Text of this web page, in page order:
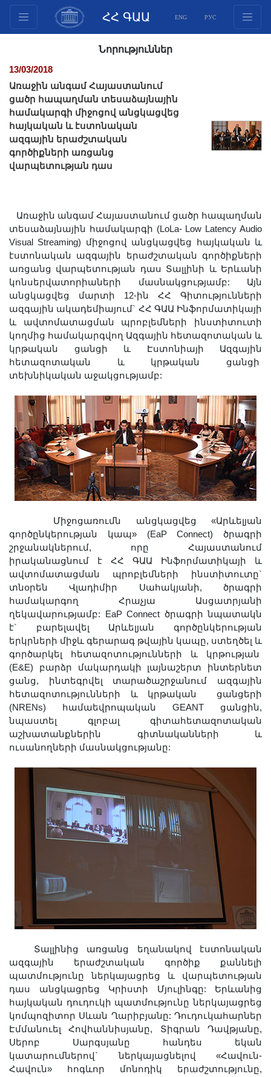
ՀՀ ԳԱԱ ENG РУС
Փաստաթղթեր
Ինովացիոն առաջարկներ
Հրատարակություններ
Հիմնադրամներ
Գիտաժողովներ
համագործակցություն
Երիտասարդական
ծրագրեր
Լուսանկարներ
Տեսադարան
Վեբ ռեսուրսներ
Այլ ակադեմիաներ
«Գիտություն» թերթ
«Գիտության աշխարհում»
Հրապարակումներ
մամուլում
Ազդեր
Հոբելյաններ
Համալսարաններ
Նորություններ
Սփյուռքի գիտնականները
Երիտասարդ գիտնականի
ամբիոն
Մեր երախտավորները
Հայտարարություններ
Կայքի քարտեզ
Որոնում
Նորություններ
13/03/2018
Առաջին անգամ Հայաստանում
ցածր հապաղման տեսաձայնային
համակարգի միջոցով անցկացվեց
հայկական և էստոնական
ազգային երաժշտական
գործիքների առցանց
վարպետության դաս
Առաջին անգամ Հայաստանում ցածր հապաղման
տեսաձայնային համակարգի (LoLa- Low Latency Audio
Visual Streaming) միջոցով անցկացվեց հայկական և
էստոնական ազգային երաժշտական գործիքների
առցանց վարպետության դաս Տալլինի և Երևանի
կոնսերվատորիաների մասնակցությամբ: Այն
անցկացվեց մարտի 12-ին ՀՀ Գիտությունների
ազգային ակադեմիայում` ՀՀ ԳԱԱ Ինֆորմատիկայի
և ավտոմատացման պրոբլեմների ինստիտուտի
կողմից համակարգվող Ազգային հետազոտական և
կրթական ցանցի և Էստոնիայի Ազգային
հետազոտական և կրթական ցանցի
տեխնիկական աջակցությամբ:
Միջոցառումն անցկացվեց «Արևելյան
գործընկերության կապ» (EaP Connect) ծրագրի
շրջանակներում, որը Հայաստանում
իրականացնում է ՀՀ ԳԱԱ Ինֆորմատիկայի և
ավտոմատացման պրոբլեմների ինստիտուտը`
տնօրեն Վլադիմիր Սահակյանի, ծրագրի
համակարգող Հրաչյա Ասցատրյանի
ղեկավարությամբ: EaP Connect ծրագրի նպատակն
է` բարելավել Արևելյան գործընկերության
երկրների միջև գերարագ թվային կապը, ստեղծել և
գործարկել հետազոտությունների և կրթության
(E&E) բարձր մակարդակի լայնաշերտ ինտերնետ
ցանց, ինտեգրվել տարածաշրջանում ազգային
հետազոտությունների և կրթական ցանցերի
(NRENs) համաեվրոպական GEANT ցանցին,
նպաստել գլոբալ գիտահետազոտական
աշխատանքներին գիտնականների և
ուսանողների մասնակցությանը:
Տալլինից առցանց եղանակով էստոնական
ազգային երաժշտական գործիք քաննելի
պատմությունը ներկայացրեց և վարպետության
դաս անցկացրեց Կրիստի Մյուլինգը: Երևանից
հայկական դուդուկի պատմությունը ներկայացրեց
կոմպոզիտոր Սևան Ղարիբյանը: Դուդուկահարներ
Էմմանուել Հովհաննիսյանը, Տիգրան Դավթյանը,
Սերոբ Սարգսյանը հանդես եկան
կատարումներով` ներկայացնելով «Հավուն-
Հավուն» հոգևոր մոնոդիկ երաժշտությունը,